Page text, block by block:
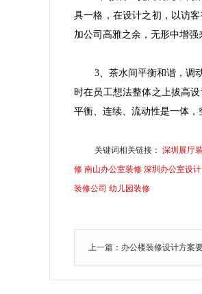
具一格，在设计之初，以访
加公司高雅之余，无形中增强
3、茶水间平衡和谐，调
时在员工想法整体之上拔高
平衡、连续、流动性是一体，
关键词相关链接： 深圳展厅
修 南山办公室装修 深圳办公室设计
装修公司 幼儿园装修
上一篇：办公楼装修设计方案